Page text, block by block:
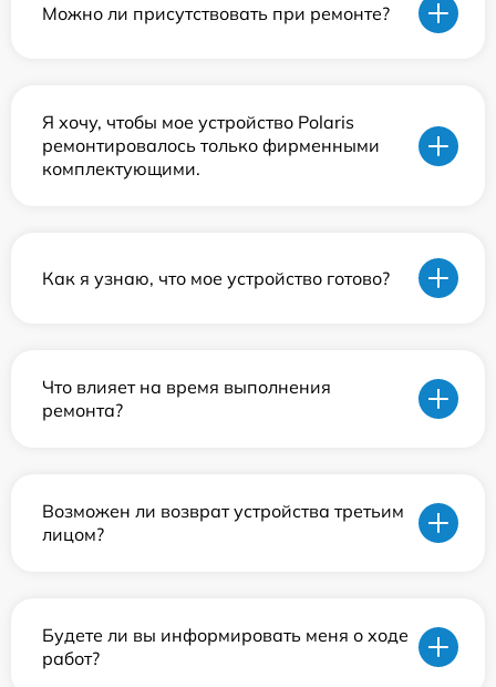
Можно ли присутствовать при ремонте?
Я хочу, чтобы мое устройство Polaris
ремонтировалось только фирменными
комплектующими.
Как я узнаю, что мое устройство готово?
Что влияет на время выполнения
ремонта?
Возможен ли возврат устройства третьим
лицом?
Будете ли вы информировать меня о ходе
работ?